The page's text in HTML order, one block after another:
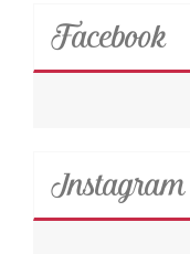
Facebook
Instagram